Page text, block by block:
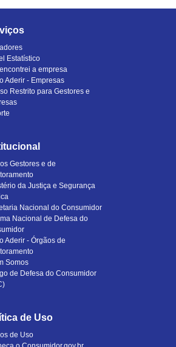
Estatístico
a empresa
Aderir - Empresas
Restrito para Gestores e
Gestores e de
da Justiça e Segurança
Nacional do Consumidor
Nacional de Defesa do
Aderir - Órgãos de
Somos
de Defesa do Consumidor
de Uso
de Uso